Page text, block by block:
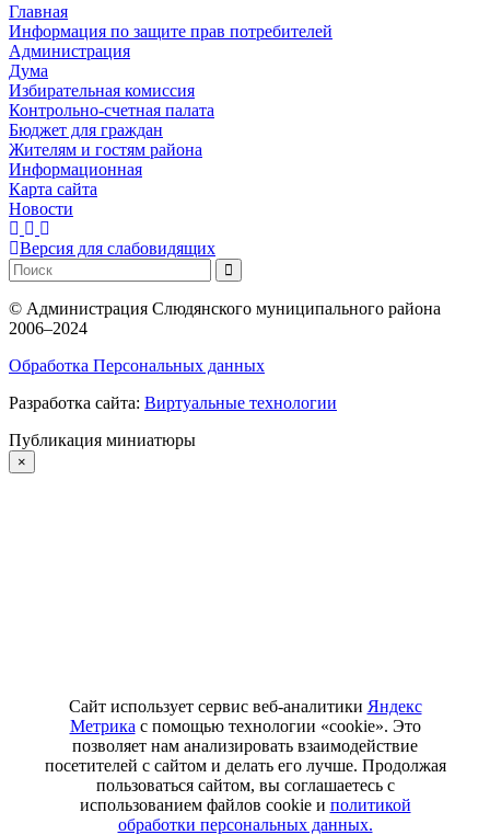
Главная
Информация по защите прав потребителей
Администрация
Дума
Избирательная комиссия
Контрольно-счетная палата
Бюджет для граждан
Жителям и гостям района
Информационная
Карта сайта
Новости
Версия для слабовидящих
© Администрация Слюдянского муниципального района
2006–2024
Обработка Персональных данных
Разработка сайта: Виртуальные технологии
Публикация миниатюры
×
Сайт использует сервис веб-аналитики Яндекс
Метрика с помощью технологии «cookie». Это
позволяет нам анализировать взаимодействие
посетителей с сайтом и делать его лучше. Продолжая
пользоваться сайтом, вы соглашаетесь с
использованием файлов cookie и политикой
обработки персональных данных.